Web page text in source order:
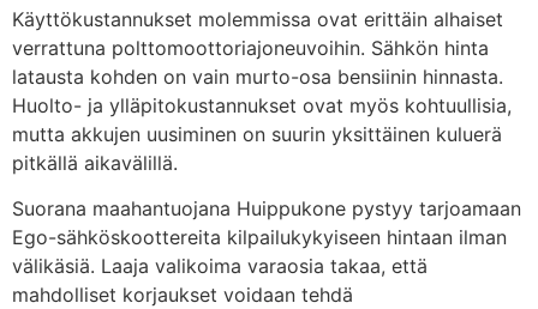
Käyttökustannukset molemmissa ovat erittäin alhaiset
verrattuna polttomoottoriajoneuvoihin. Sähkön hinta
latausta kohden on vain murto-osa bensiinin hinnasta.
Huolto- ja ylläpitokustannukset ovat myös kohtuullisia,
mutta akkujen uusiminen on suurin yksittäinen kuluerä
pitkällä aikavälillä.
Suorana maahantuojana Huippukone pystyy tarjoamaan
Ego-sähköskoottereita kilpailukykyiseen hintaan ilman
välikäsiä. Laaja valikoima varaosia takaa, että
mahdolliset korjaukset voidaan tehdä